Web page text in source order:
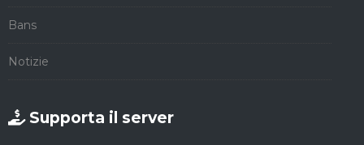
Bans
Notizie
Supporta il server